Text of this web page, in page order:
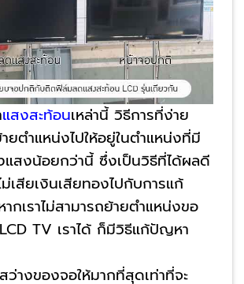
แสงสะท้อนเหล่านี้ วิธีการที่ง่าย
ยตำแหน่งไปให้อยู่ในตำแหน่งที่มี
แสงน้อยกว่านี้ ซึ่งเป็นวิธีที่ได้ผลดี
เสียเงินเสียทองไปกับการแก้
กเราไม่สามารถย้ายตำแหน่งขอ
TV เราได้ ก็มีวิธีแก้ปัญหา
ว่างของจอให้มากที่สุดเท่าที่จะ